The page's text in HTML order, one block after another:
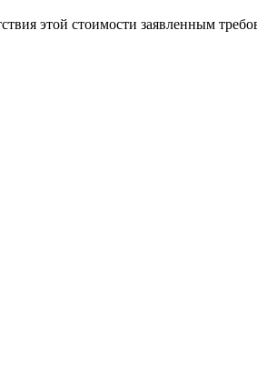
этой стоимости заявленным